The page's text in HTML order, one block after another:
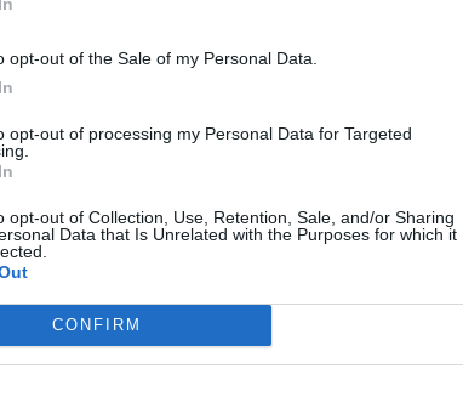
opt-out of the Sale of my Personal Data.
opt-out of processing my Personal Data for Targeted
opt-out of Collection, Use, Retention, Sale, and/or Sharing
Data that Is Unrelated with the Purposes for which it
CONFIRM
kanssa. Tosin kyllä ikä alkaa Einissäkin näkyä.